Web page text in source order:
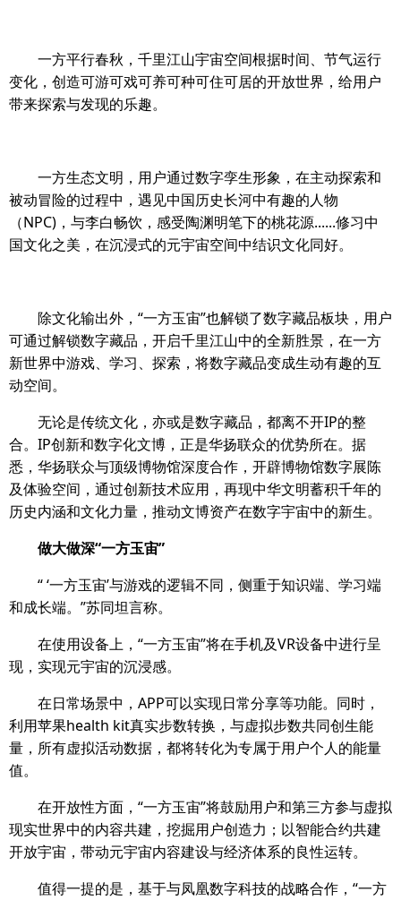
一方平行春秋，千里江山宇宙空间根据时间、节气运行
变化，创造可游可戏可养可种可住可居的开放世界，给用户
带来探索与发现的乐趣。
一方生态文明，用户通过数字孪生形象，在主动探索和
被动冒险的过程中，遇见中国历史长河中有趣的人物
（NPC)，与李白畅饮，感受陶渊明笔下的桃花源......修习中
国文化之美，在沉浸式的元宇宙空间中结识文化同好。
除文化输出外，“一方玉宙”也解锁了数字藏品板块，用户
可通过解锁数字藏品，开启千里江山中的全新胜景，在一方
新世界中游戏、学习、探索，将数字藏品变成生动有趣的互
动空间。
无论是传统文化，亦或是数字藏品，都离不开IP的整
合。IP创新和数字化文博，正是华扬联众的优势所在。据
悉，华扬联众与顶级博物馆深度合作，开辟博物馆数字展陈
及体验空间，通过创新技术应用，再现中华文明蓄积千年的
历史内涵和文化力量，推动文博资产在数字宇宙中的新生。
做大做深“一方玉宙”
“ ‘一方玉宙’与游戏的逻辑不同，侧重于知识端、学习端
和成长端。”苏同坦言称。
在使用设备上，“一方玉宙”将在手机及VR设备中进行呈
现，实现元宇宙的沉浸感。
在日常场景中，APP可以实现日常分享等功能。同时，
利用苹果health kit真实步数转换，与虚拟步数共同创生能
量，所有虚拟活动数据，都将转化为专属于用户个人的能量
值。
在开放性方面，“一方玉宙”将鼓励用户和第三方参与虚拟
现实世界中的内容共建，挖掘用户创造力；以智能合约共建
开放宇宙，带动元宇宙内容建设与经济体系的良性运转。
值得一提的是，基于与凤凰数字科技的战略合作，“一方